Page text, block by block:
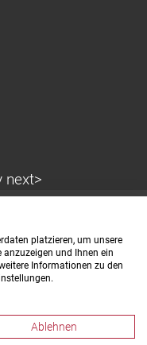
next>
platzieren, um unsere
anzuzeigen und Ihnen ein
Informationen zu den
Ablehnen